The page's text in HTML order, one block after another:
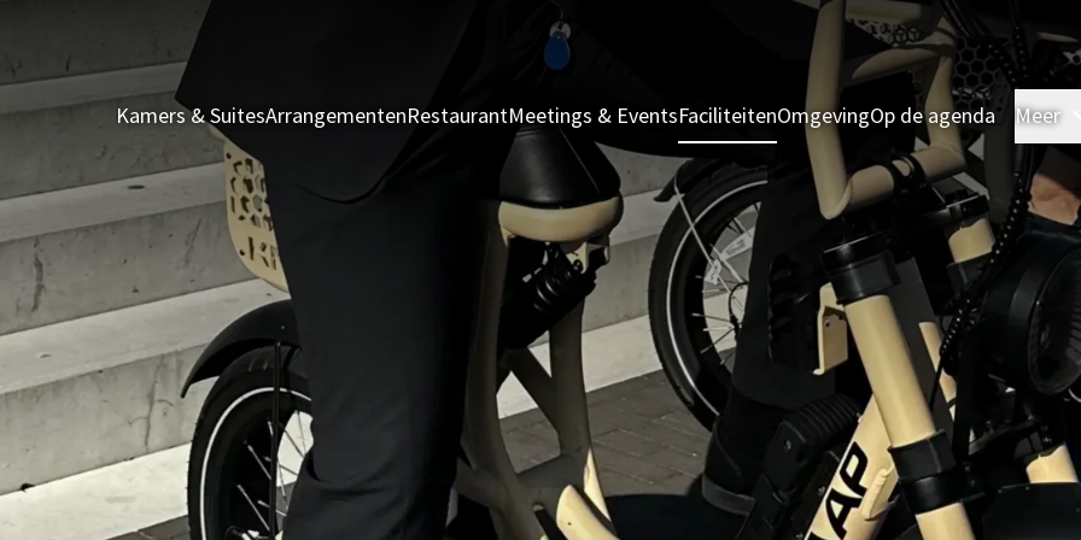
Kamers & SuitesArrangementenRestaurantMeetings & EventsFaciliteitenOmgevingOp de agenda Meer